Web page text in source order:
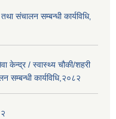
संचालन सम्बन्धी कार्यविधि‚
केन्द्र / स्वास्थ्य चौकी/शहरी
सम्बन्धी कार्यविधि,२०८२